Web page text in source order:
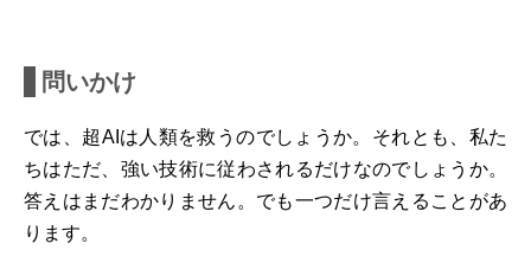
問いかけ
では、超AIは人類を救うのでしょうか。それとも、私た
ちはただ、強い技術に従わされるだけなのでしょうか。
答えはまだわかりません。でも一つだけ言えることがあ
ります。